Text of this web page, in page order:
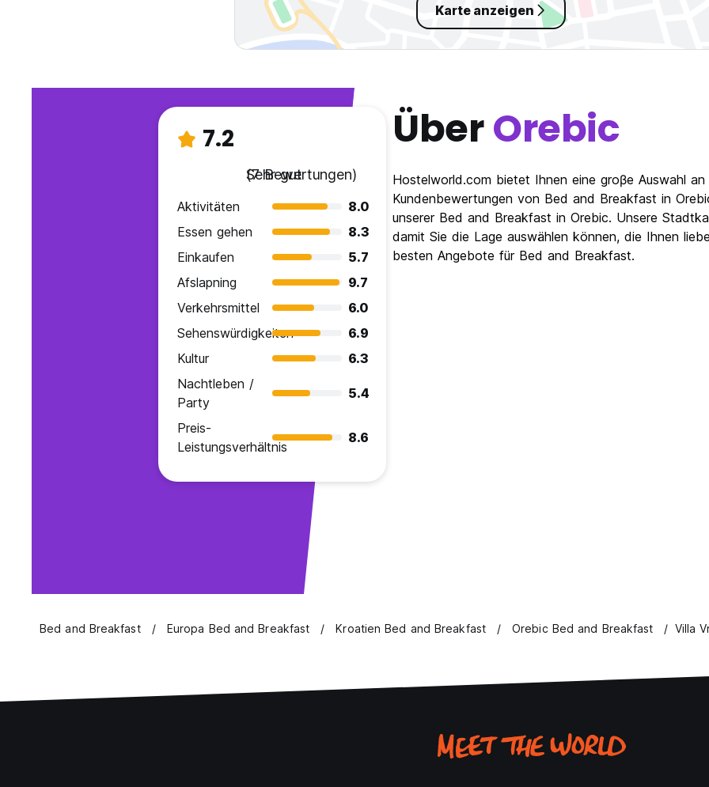
Karte anzeigen
7.2
Sehr gut
(7 Bewertungen)
Aktivitäten
8.0
Essen gehen
8.3
Einkaufen
5.7
Afslapning
9.7
Verkehrsmittel
6.0
Sehenswürdigkeiten
6.9
Kultur
6.3
Nachtleben /
Party
5.4
Preis-
Leistungsverhältnis
8.6
ÜberOrebic
Hostelworld.com bietet Ihnen eine groβe Auswahl
Kundenbewertungen von Bed and Breakfast in
unserer Bed and Breakfast in Orebic. Unsere
damit Sie die Lage auswählen können, die Ihnen
besten Angebote für Bed and Breakfast.
Bed and Breakfast Europa Bed and Breakfast Kroatien Bed and Breakfast Orebic Bed and Breakfast Villa